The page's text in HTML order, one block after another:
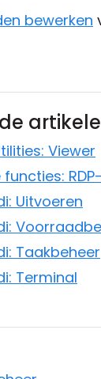
bewerken
Viewer
Uitvoeren
Taakbeheer
Terminal